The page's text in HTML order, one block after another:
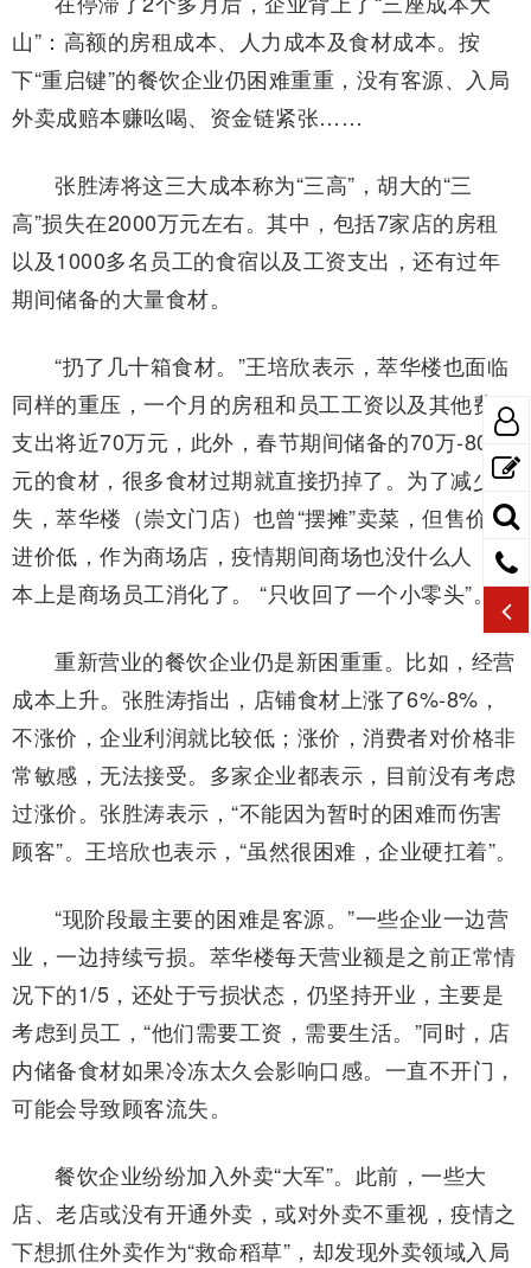
山”：高额的房租成本、人力成本及食材成本。按
下“重启键”的餐饮企业仍困难重重，没有客源、入局
外卖成赔本赚吆喝、资金链紧张……
张胜涛将这三大成本称为“三高”，胡大的“三
高”损失在2000万元左右。其中，包括7家店的房租
以及1000多名员工的食宿以及工资支出，还有过年
期间储备的大量食材。
“扔了几十箱食材。”王培欣表示，萃华楼也面临
同样的重压，一个月的房租和员工工资以及其他费用
支出将近70万元，此外，春节期间储备的70万-80万
元的食材，很多食材过期就直接扔掉了。为了减少损
失，萃华楼（崇文门店）也曾“摆摊”卖菜，但售价比
进价低，作为商场店，疫情期间商场也没什么人，基
本上是商场员工消化了。 “只收回了一个小零头”。
重新营业的餐饮企业仍是新困重重。比如，经营
成本上升。张胜涛指出，店铺食材上涨了6%-8%，
不涨价，企业利润就比较低；涨价，消费者对价格非
常敏感，无法接受。多家企业都表示，目前没有考虑
过涨价。张胜涛表示，“不能因为暂时的困难而伤害
顾客”。王培欣也表示，“虽然很困难，企业硬扛着”。
“现阶段最主要的困难是客源。”一些企业一边营
业，一边持续亏损。萃华楼每天营业额是之前正常情
况下的1/5，还处于亏损状态，仍坚持开业，主要是
考虑到员工，“他们需要工资，需要生活。”同时，店
内储备食材如果冷冻太久会影响口感。一直不开门，
可能会导致顾客流失。
餐饮企业纷纷加入外卖“大军”。此前，一些大
店、老店或没有开通外卖，或对外卖不重视，疫情之
下想抓住外卖作为“救命稻草”，却发现外卖领域入局